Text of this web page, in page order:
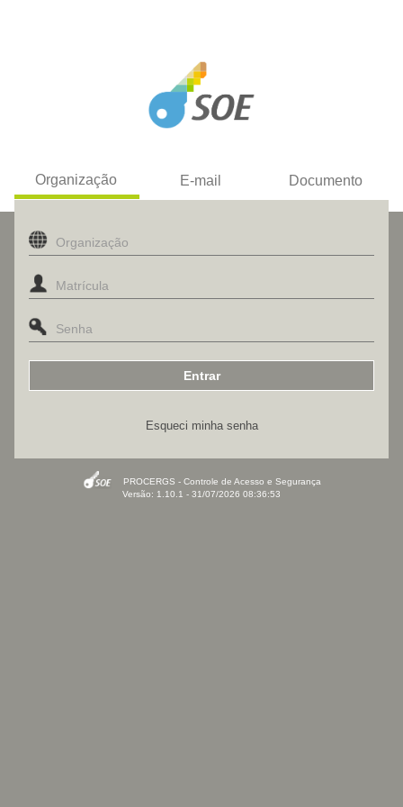
Organização E-mail Documento
Esqueci minha senha
PROCERGS - Controle de Acesso e Segurança
Versão: 1.10.1 - 31/07/2026 08:36:53